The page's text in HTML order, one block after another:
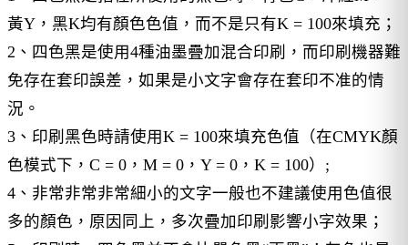
黃Y，黑K均有顏色色值，而不是只有K = 100來填充；
2、四色黑是使用4種油墨疊加混合印刷，而印刷機器難
免存在套印誤差，如果是小文字會存在套印不准的情
況。
3、印刷黑色時請使用K = 100來填充色值（在CMYK顏
色模式下，C = 0，M = 0，Y = 0，K = 100）;
4、非常非常非常細小的文字一般也不建議使用色值很
多的顏色，原因同上，多次疊加印刷影響小字效果；